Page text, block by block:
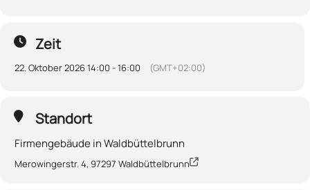
Zeit
22. Oktober 2026 14:00 - 16:00 (GMT+02:00)
Standort
Firmengebäude in Waldbüttelbrunn
Merowingerstr. 4, 97297 Waldbüttelbrunn